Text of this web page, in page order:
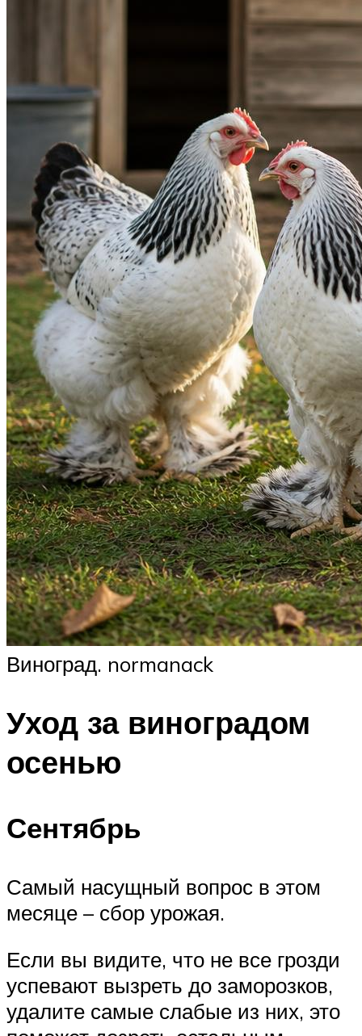
Виноград. normanack
Уход за виноградом
осенью
Сентябрь
Самый насущный вопрос в этом
месяце – сбор урожая.
Если вы видите, что не все грозди
успевают вызреть до заморозков,
удалите самые слабые из них, это